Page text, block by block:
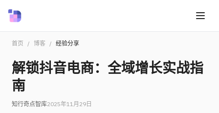
首页 / 博客 / 经验分享
解锁抖音电商：全域增长实战指
南
知行奇点智库2025年11月29日